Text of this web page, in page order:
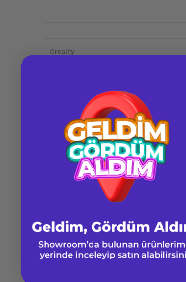
Creality
1.161,03 TL
Creality 3301010380 Hyper PLA
1.75mm 1kg Yeşil Filament
1.008,55 TL